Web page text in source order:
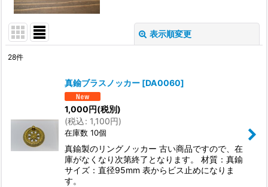
表示順変更
28件
真鍮ブラスノッカー [DA0060]
1,000円(税別)
(税込: 1,100円)
在庫数 10個
真鍮製のリングノッカー 古い商品ですので、在
庫がなくなり次第終了となります。 材質：真鍮
サイズ：直径95mm 表からビス止めになりま
す。